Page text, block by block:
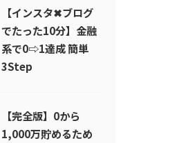
【インスタ✖︎ブログ
でたった10分】金融
系で0⇨1達成 簡単
3Step
【完全版】0から
1,000万貯めるため